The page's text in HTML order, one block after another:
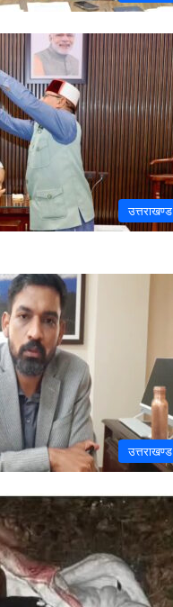
उत्तराखण्ड
उत्तराखण्ड